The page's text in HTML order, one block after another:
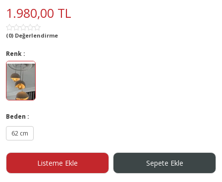
1.980,00 TL
(0) Değerlendirme
Renk :
Beden :
62 cm
Listeme Ekle Sepete Ekle